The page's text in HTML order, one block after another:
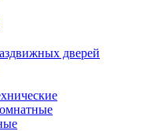
дверей